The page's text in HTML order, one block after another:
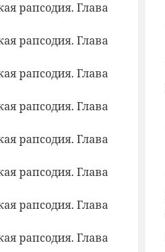
рапсодия. Глава
рапсодия. Глава
рапсодия. Глава
рапсодия. Глава
рапсодия. Глава
рапсодия. Глава
рапсодия. Глава
рапсодия. Глава